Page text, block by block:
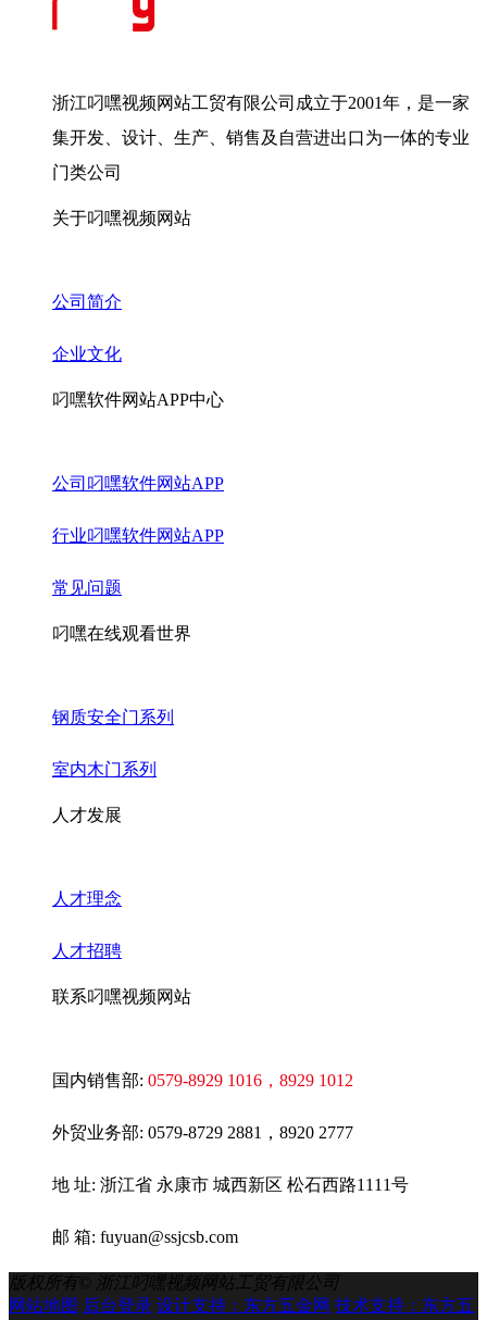
浙江叼嘿视频网站工贸有限公司成立于2001年，是一家
集开发、设计、生产、销售及自营进出口为一体的专业
门类公司
关于叼嘿视频网站
公司简介
企业文化
叼嘿软件网站APP中心
公司叼嘿软件网站APP
行业叼嘿软件网站APP
常见问题
叼嘿在线观看世界
钢质安全门系列
室内木门系列
人才发展
人才理念
人才招聘
联系叼嘿视频网站
国内销售部: 0579-8929 1016 ，8929 1012
外贸业务部: 0579-8729 2881，8920 2777
地 址: 浙江省 永康市 城西新区 松石西路1111号
邮 箱: fuyuan@ssjcsb.com
版权所有©
浙江叼嘿视频网站工贸有限公司
网站地图 后台登录 设计支持：东方五金网 技术支持：东方五